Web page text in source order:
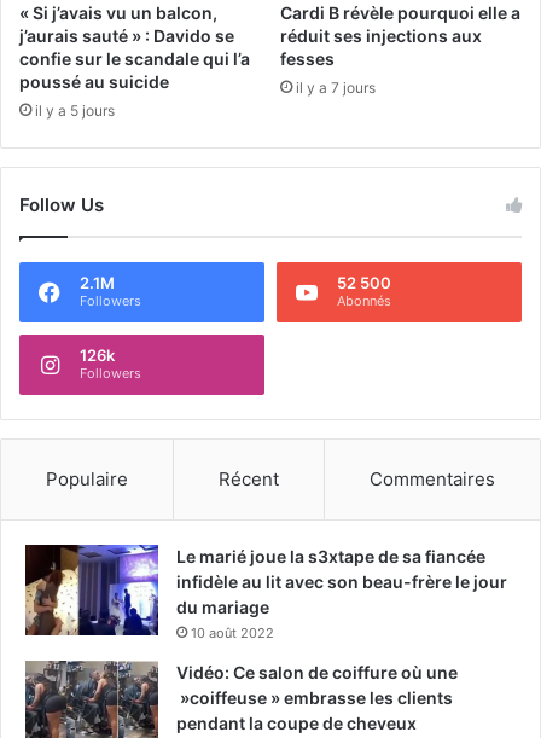
« Si j’avais vu un balcon,
j’aurais sauté » : Davido se
confie sur le scandale qui l’a
poussé au suicide
il y a 5 jours
Cardi B révèle pourquoi elle a
réduit ses injections aux
fesses
il y a 7 jours
Follow Us
2.1M
Followers
52 500
Abonnés
126k
Followers
Populaire Récent Commentaires
Le marié joue la s3xtape de sa fiancée
infidèle au lit avec son beau-frère le jour
du mariage
10 août 2022
Vidéo: Ce salon de coiffure où une
»coiffeuse » embrasse les clients
pendant la coupe de cheveux